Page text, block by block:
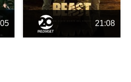
21:08